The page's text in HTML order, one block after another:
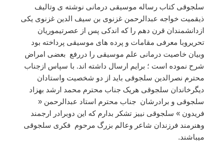
سلجوقی کتاب رساله موسیقی درمانی نوشته ی وتالیف
ذیقمیت خواجه عبدالرحمن غزنوی بن سیف الدین غزنوی یکی
ازدانشمندان قرن دهم را که اندکی پس از عصرتیموریان
تحریروبا معرفی مقامات و پرده های موسیقی پرداخته بود
وبیان خاصیت درمانی علم موسیقی را دررفع بعضی امراض
شرح نموده است ؛ برایم ارسال داشته اند. با سپاس ازجناب
محترم نصرالدین سلجوقی باید از دو شخصیت واستادان
دیگرخاندان سلجوقی هریک جناب محترم محمد ارشد بهزاد
سلجوقی و برادرشان جناب محترم استاد عبدالرحمن «
فریدون » سلجوقی نییز تشکر بدارم که این دوبرادر ارجمند
وهنرمند فرزندان شاعر وعالم بزرگ مرحوم فکری سلجوقی
میباشند.